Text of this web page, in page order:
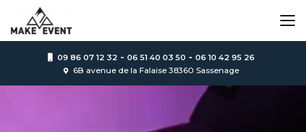
contenu
principal
09 86 07 12 32 - 06 51 40 03 50 - 06 10 42 95 26
6B avenue de la Falaise 38360 Sassenage